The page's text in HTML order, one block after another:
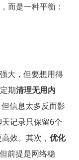
而是一种平衡：
大，但要想用得
期清理无用内
信息太多反而影
记录只保留6个
效。 其次， 优化
前提是网络稳